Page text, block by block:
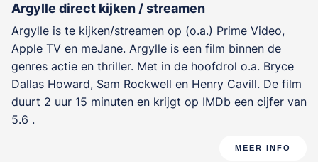
Argylle direct kijken / streamen
Argylle is te kijken/streamen op (o.a.) Prime Video,
Apple TV en meJane. Argylle is een film binnen de
genres actie en thriller. Met in de hoofdrol o.a. Bryce
Dallas Howard, Sam Rockwell en Henry Cavill. De film
duurt 2 uur 15 minuten en krijgt op IMDb een cijfer van
5.6 .
MEER INFO